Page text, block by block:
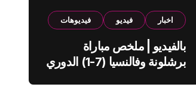
اخبار فيديو فيديوهات
بالفيديو | ملخص مباراة
برشلونة وفالنسيا (7-1) الدوري